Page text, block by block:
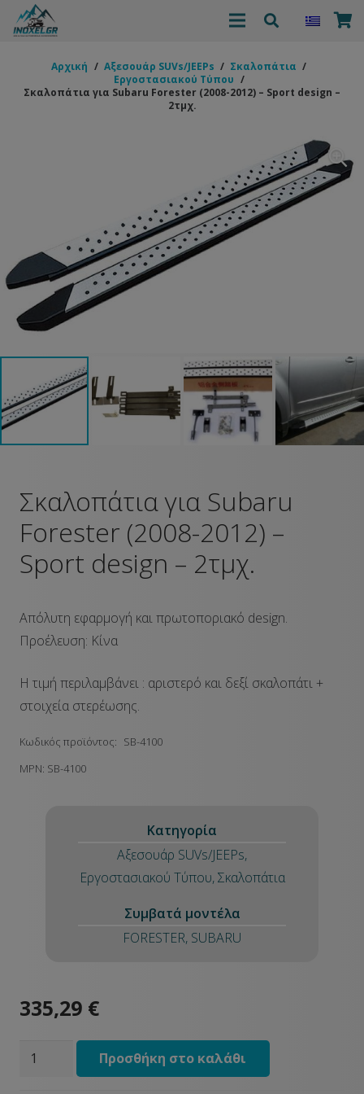
Αρχική / Αξεσουάρ SUVs/JEEPs / Σκαλοπάτια /
Εργοστασιακού Τύπου /
Σκαλοπάτια για Subaru Forester (2008-2012) – Sport design –
2τμχ.
Σκαλοπάτια για Subaru
Forester (2008-2012) –
Sport design – 2τμχ.
Απόλυτη εφαρμογή και πρωτοποριακό design.
Προέλευση: Κίνα
Η τιμή περιλαμβάνει : αριστερό και δεξί σκαλοπάτι +
στοιχεία στερέωσης.
Κωδικός προϊόντος: SB-4100
MPN: SB-4100
Κατηγορία
Αξεσουάρ SUVs/JEEPs,
Εργοστασιακού Τύπου,Σκαλοπάτια
Συμβατά μοντέλα
FORESTER, SUBARU
335,29 €
Σκαλοπάτια
Προσθήκη στο καλάθι